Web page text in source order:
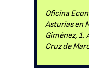
Oficina
Asturias en
Giménez, 1.
Cruz de